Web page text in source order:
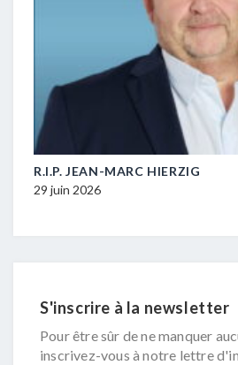
R.I.P. JEAN-MARC HIERZIG
29 juin 2026
S'inscrire à la newsletter
Pour être sûr de ne manquer
inscrivez-vous à notre lettre